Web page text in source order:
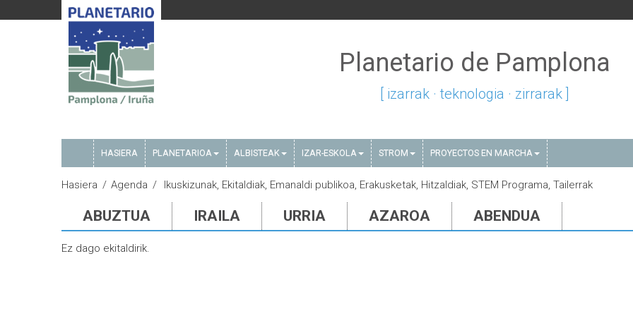
Planetario de Pamplona
[ izarrak · teknologia · zirrarak ]
HASIERA PLANETARIOA ALBISTEAK IZAR-ESKOLA STROM PROYECTOS EN MARCHA
Hasiera Agenda Ikuskizunak, Ekitaldiak, Emanaldi publikoa, Erakusketak, Hitzaldiak, STEM Programa, Tailerrak
ABUZTUA IRAILA URRIA AZAROA ABENDUA
Ez dago ekitaldirik.